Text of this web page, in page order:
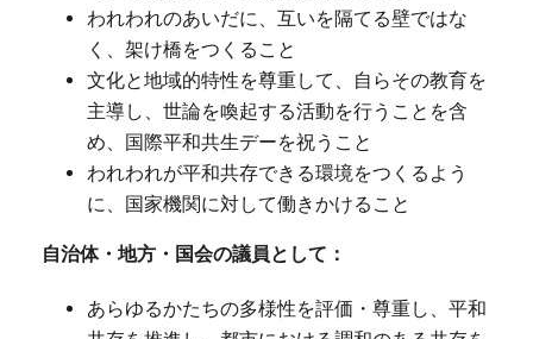
われわれのあいだに、互いを隔てる壁ではな
く、架け橋をつくること
文化と地域的特性を尊重して、自らその教育を
主導し、世論を喚起する活動を行うことを含
め、国際平和共生デーを祝うこと
われわれが平和共存できる環境をつくるよう
に、国家機関に対して働きかけること
自治体・地方・国会の議員として：
あらゆるかたちの多様性を評価・尊重し、平和